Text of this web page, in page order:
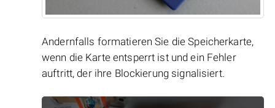
Andernfalls formatieren Sie die Speicherkarte,
wenn die Karte entsperrt ist und ein Fehler
auftritt, der ihre Blockierung signalisiert.